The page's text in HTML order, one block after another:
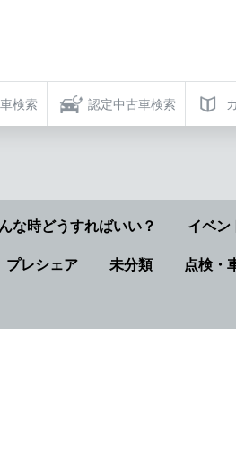
検索 認定中古車検索
な時どうすればいい？ イベン
プレシェア 未分類 点検・